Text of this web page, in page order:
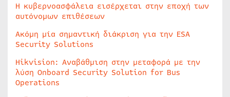
Η κυβερνοασφάλεια εισέρχεται στην εποχή των
αυτόνομων επιθέσεων
Ακόμη μία σημαντική διάκριση για την ESA
Security Solutions
Hikvision: Αναβάθμιση στην μεταφορά με την
λύση Onboard Security Solution for Bus
Operations